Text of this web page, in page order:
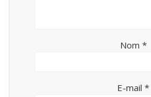
Nom *
E-mail *